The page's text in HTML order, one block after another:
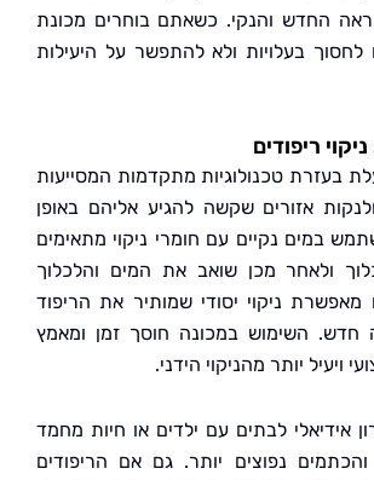
והנקי. כשאתם בוחרים מכונת
בעלויות ולא להתפשר על היעילות
טכנולוגיות מתקדמות המסייעות
שקשה להגיע אליהם באופן
עם חומרי ניקוי מתאימים
מכן שואב את המים והלכלוך
יסודי שמותיר את הריפוד
במכונה חוסך זמן ומאמץ
מהניקוי הידני.
לבתים עם ילדים או חיות מחמד
יותר. גם אם הריפודים